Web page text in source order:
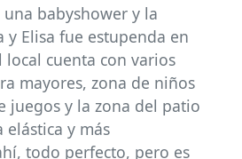
babyshower y la
y Elisa fue estupenda en
cuenta con varios
mayores, zona de niños
juegos y la zona del patio
elástica y más
todo perfecto, pero es